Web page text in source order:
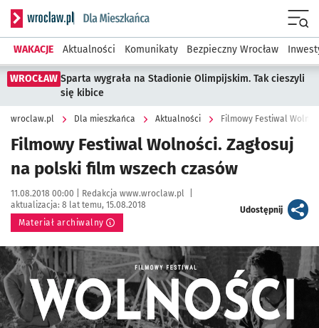
Serwis informacyjny wroclaw.pl podserwis: Dla mieszkańca
WAKACJE Aktualności Komunikaty Bezpieczny Wrocław
WROCŁAW Sparta wygrała na Stadionie Olimpijskim. Tak cieszyli
się kibice
wroclaw.pl Dla mieszkańca Aktualności Filmowy Festiwal
Filmowy Festiwal Wolności. Zagłosuj
na polski film wszech czasów
Data publikacji:
11.08.2018 00:00 | Autor:
Redakcja www.wroclaw.pl
aktualizacja: 8 lat temu, 15.08.2018
Materiał archiwalny
Udostępnijartykuł
Kliknij, aby powiększyć